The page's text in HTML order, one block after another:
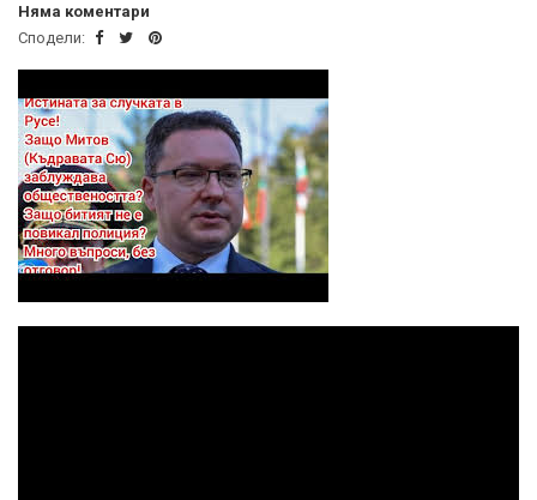
Няма коментари
Сподели: